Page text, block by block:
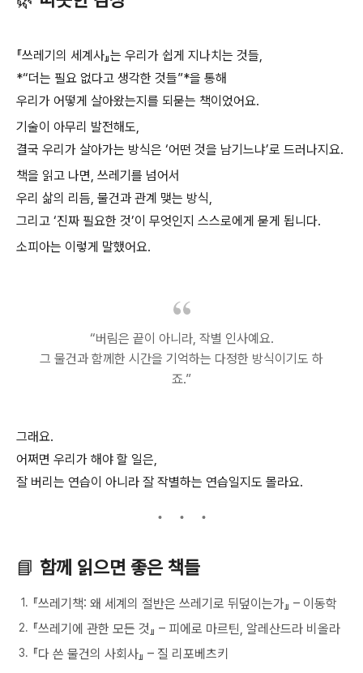
『쓰레기의 세계사』는 우리가 쉽게 지나치는 것들,
*“더는 필요 없다고 생각한 것들”*을 통해
우리가 어떻게 살아왔는지를 되묻는 책이었어요.
기술이 아무리 발전해도,
결국 우리가 살아가는 방식은 ‘어떤 것을 남기느냐’로 드러나지요.
책을 읽고 나면, 쓰레기를 넘어서
우리 삶의 리듬, 물건과 관계 맺는 방식,
그리고 ‘진짜 필요한 것’이 무엇인지 스스로에게 묻게 됩니다.
소피아는 이렇게 말했어요.
“버림은 끝이 아니라, 작별 인사예요.
그 물건과 함께한 시간을 기억하는 다정한 방식이기도 하
죠.”
그래요.
어쩌면 우리가 해야 할 일은,
잘 버리는 연습이 아니라 잘 작별하는 연습일지도 몰라요.
📘 함께 읽으면 좋은 책들
『쓰레기책: 왜 세계의 절반은 쓰레기로 뒤덮이는가』 – 이동학
『쓰레기에 관한 모든 것』 – 피에로 마르틴, 알레산드라 비올라
『다 쓴 물건의 사회사』 – 질 리포베츠키